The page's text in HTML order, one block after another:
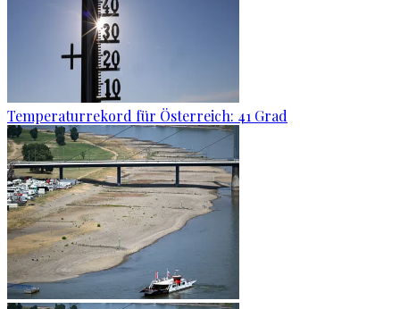
Temperaturrekord für Österreich: 41 Grad